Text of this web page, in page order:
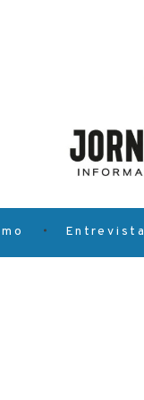
Entrevista